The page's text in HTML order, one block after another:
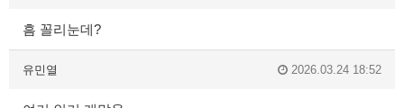
흠 꼴리눈데?
유민열 2026.03.24 18:52